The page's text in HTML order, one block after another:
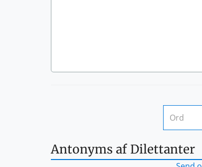
Antonyms af Dilettanter